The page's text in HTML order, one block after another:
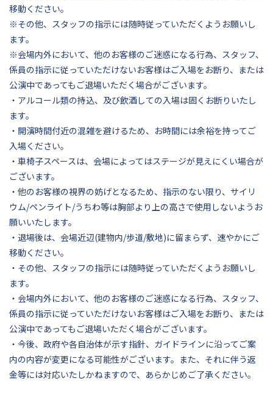
移動ください。
※その他、スタッフの指示には随時従っていただくようお願いし
ます。
※会場内外において、他のお客様のご迷惑になる行為、スタッフ、
係員の指示に従っていただけないお客様はご入場をお断り、または
公演中であってもご退場いただく場合がございます。
・アルコール類の持込、及び飲酒しての入場は固くお断りいたし
ます。
・開演時間付近の混雑を避けるため、お時間には余裕を持ってご
入場ください。
・車椅子スペースは、会場によってはステージが見えにくい場合が
ございます。
・他のお客様の視界の妨げとなるため、指示のない限り、サイリ
ウム/ペンライト/うちわ等は胸部より上の高さで使用しないようお
願いいたします。
・退場後は、会場近辺(建物内/歩道/敷地)に留まらず、速やかにご
移動ください。
・その他、スタッフの指示には随時従っていただくようお願いし
ます。
・会場内外において、他のお客様のご迷惑になる行為、スタッフ、
係員の指示に従っていただけないお客様はご入場をお断り、または
公演中であってもご退場いただく場合がございます。
・今後、政府や各自治体が示す指針、ガイドラインに沿ってご案
内の内容が変更になる可能性がございます。また、それに伴う返
金等には対応いたしかねますので、あらかじめご了承ください。